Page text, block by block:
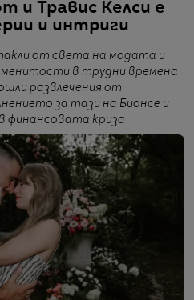
и Травис Келси е
и интриги
от света на модата и
в трудни времена
развлечения от
за тази на Бионсе и
финансовата криза